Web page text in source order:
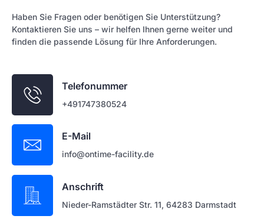
Haben Sie Fragen oder benötigen Sie Unterstützung?
Kontaktieren Sie uns – wir helfen Ihnen gerne weiter und
finden die passende Lösung für Ihre Anforderungen.
Telefonummer
+491747380524
E-Mail
info@ontime-facility.de
Anschrift
Nieder-Ramstädter Str. 11, 64283 Darmstadt